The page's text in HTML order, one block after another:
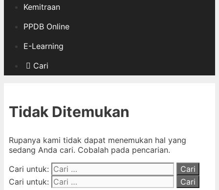
Kemitraan
PPDB Online
E-Learning
Cari
Tidak Ditemukan
Rupanya kami tidak dapat menemukan hal yang
sedang Anda cari. Cobalah pada pencarian.
Cari untuk:
Cari untuk: